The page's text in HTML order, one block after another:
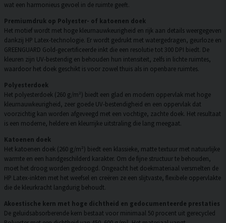
wat een harmonieus gevoel in de ruimte geeft.
Premiumdruk op Polyester- of katoenen doek
Het motief wordt met hoge kleurnauwkeurigheid en rijk aan details weergegeven
dankzij HP Latex-technologie. Er wordt gedrukt met watergedragen, geurloze en
GREENGUARD Gold-gecertificeerde inkt die een resolutie tot 300 DPI biedt. De
kleuren zijn UV-bestendig en behouden hun intensiteit, zelfs in lichte ruimtes,
waardoor het doek geschikt is voor zowel thuis als in openbare ruimtes.
Polyesterdoek
Het polyesterdoek (260 g/m²) biedt een glad en modern oppervlak met hoge
kleurnauwkeurigheid, zeer goede UV-bestendigheid en een oppervlak dat
voorzichtig kan worden afgeveegd met een vochtige, zachte doek. Het resultaat
is een moderne, heldere en kleurrijke uitstraling die lang meegaat.
Katoenen doek
Het katoenen doek (260 g/m²) biedt een klassieke, matte textuur met natuurlijke
warmte en een handgeschilderd karakter. Om de fijne structuur te behouden,
moet het droog worden gedroogd. Ongeacht het doekmateriaal versmelten de
HP Latex-inkten met het weefsel en creëren ze een slijtvaste, flexibele oppervlakte
die de kleurkracht langdurig behoudt.
Akoestische kern met hoge dichtheid en gedocumenteerde prestaties
De geluidsabsorberende kern bestaat voor minimaal 50 procent uit gerecycled